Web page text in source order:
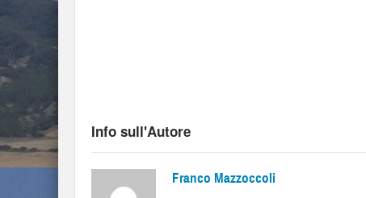
Info sull'Autore
Franco Mazzoccoli